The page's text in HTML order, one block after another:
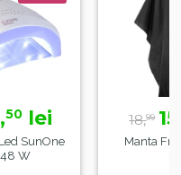
18,99 lei
Manta Frizerie Black,